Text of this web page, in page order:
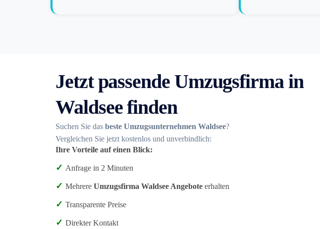
Jetzt passende Umzugsfirma in
Waldsee finden
Suchen Sie das beste Umzugsunternehmen Waldsee?
Vergleichen Sie jetzt kostenlos und unverbindlich:
Ihre Vorteile auf einen Blick:
✓ Anfrage in 2 Minuten
✓ Mehrere Umzugsfirma Waldsee Angebote erhalten
✓ Transparente Preise
✓ Direkter Kontakt